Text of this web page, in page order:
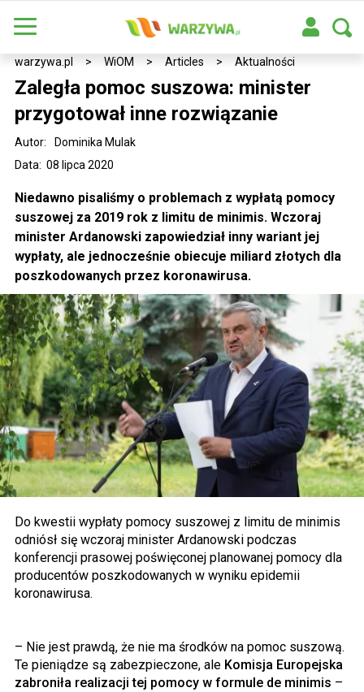
warzywa.pl > WiOM > Articles > Aktualności
Zaległa pomoc suszowa: minister
przygotował inne rozwiązanie
Data: 08 lipca 2020
Autor: Dominika Mulak
Niedawno pisaliśmy o problemach z wypłatą pomocy
suszowej za 2019 rok z limitu de minimis. Wczoraj
minister Ardanowski zapowiedział inny wariant jej
wypłaty, ale jednocześnie obiecuje miliard złotych dla
poszkodowanych przez koronawirusa.
Do kwestii wypłaty pomocy suszowej z limitu de minimis
odniósł się wczoraj minister Ardanowski podczas
konferencji prasowej poświęconej planowanej pomocy dla
producentów poszkodowanych w wyniku epidemii
koronawirusa.
– Nie jest prawdą, że nie ma środków na pomoc suszową.
Te pieniądze są zabezpieczone, ale Komisja Europejska
zabroniła realizacji tej pomocy w formule de minimis –